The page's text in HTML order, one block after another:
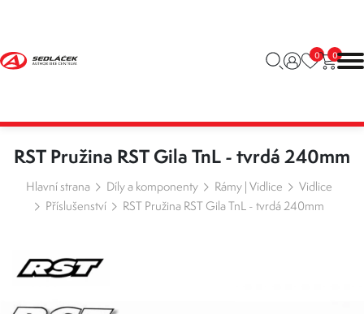
0 0
RST Pružina RST Gila TnL - tvrdá 240mm
Hlavní strana Díly a komponenty Rámy | Vidlice
Vidlice
Příslušenství
RST Pružina RST Gila TnL - tvrdá 240mm